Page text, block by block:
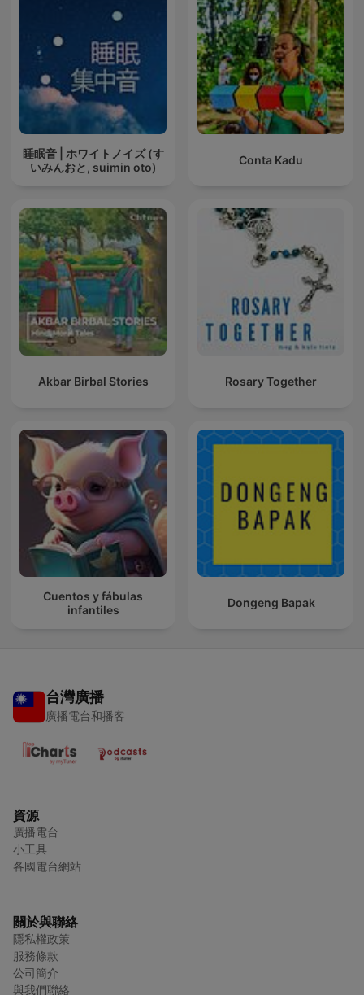
睡眠音 | ホワイトノイズ (す
いみんおと, suimin oto)
Conta Kadu
Akbar Birbal Stories Rosary Together
Cuentos y fábulas
infantiles
Dongeng Bapak
台灣廣播
廣播電台和播客
資源
廣播電台
小工具
各國電台網站
關於與聯絡
隱私權政策
服務條款
公司簡介
與我們聯絡